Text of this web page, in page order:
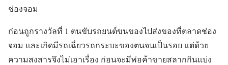
ช่องจอม
ก่อนถูกรางวัลที่ 1 ตนขับรถยนต์ขนของไปส่งของที่ตลาดช่อง
จอม และเกิดมีรถเฉี่ยวรถกระบะของตนจนเป็นรอย แต่ด้วย
ความสงสารจึงไม่เอาเรื่อง ก่อนจะมีพ่อค้าขายสลากกินแบ่ง